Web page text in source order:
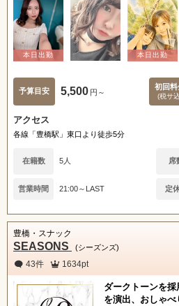
予算目安 5,500 円～
初回料
(税サ
アクセス
各線「豊橋駅」東口より徒歩5分
在籍数 5人 席
営業時間 21:00～LAST 定
豊橋・スナック
SEASONS (シーズンズ)
43件 1634pt
ダークトーンを
を演出、おしゃ